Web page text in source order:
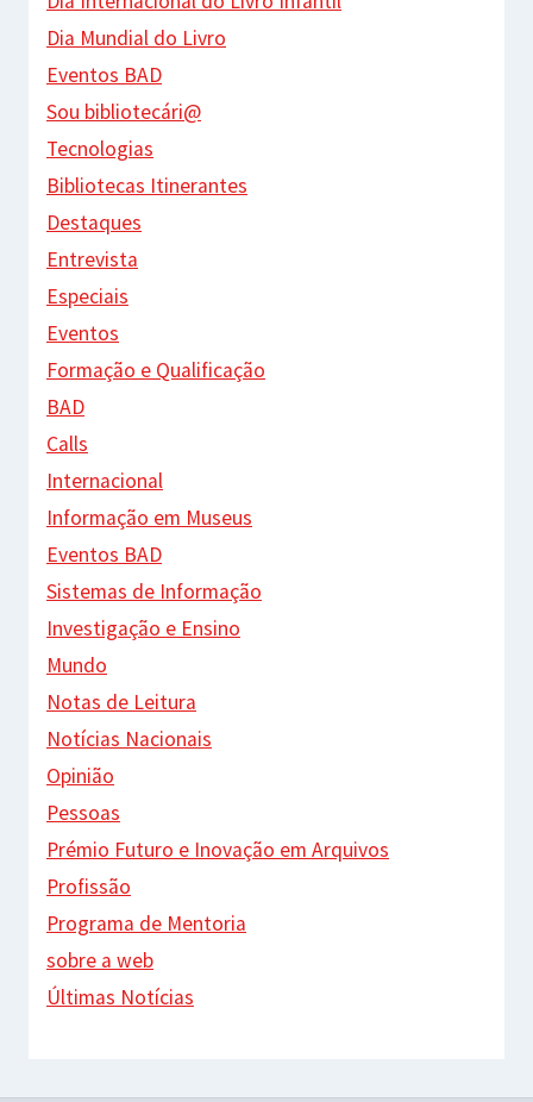
Dia Mundial do Livro
Eventos BAD
Sou bibliotecári@
Tecnologias
Bibliotecas Itinerantes
Destaques
Entrevista
Especiais
Eventos
Formação e Qualificação
BAD
Calls
Internacional
Informação em Museus
Eventos BAD
Sistemas de Informação
Investigação e Ensino
Mundo
Notas de Leitura
Notícias Nacionais
Opinião
Pessoas
Prémio Futuro e Inovação em Arquivos
Profissão
Programa de Mentoria
sobre a web
Últimas Notícias